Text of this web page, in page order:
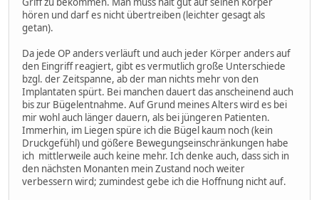
hören und darf es nicht übertreiben (leichter gesagt als
getan).
Da jede OP anders verläuft und auch jeder Körper anders auf
den Eingriff reagiert, gibt es vermutlich große Unterschiede
bzgl. der Zeitspanne, ab der man nichts mehr von den
Implantaten spürt. Bei manchen dauert das anscheinend auch
bis zur Bügelentnahme. Auf Grund meines Alters wird es bei
mir wohl auch länger dauern, als bei jüngeren Patienten.
Immerhin, im Liegen spüre ich die Bügel kaum noch (kein
Druckgefühl) und gößere Bewegungseinschränkungen habe
ich mittlerweile auch keine mehr. Ich denke auch, dass sich in
den nächsten Monanten mein Zustand noch weiter
verbessern wird; zumindest gebe ich die Hoffnung nicht auf.